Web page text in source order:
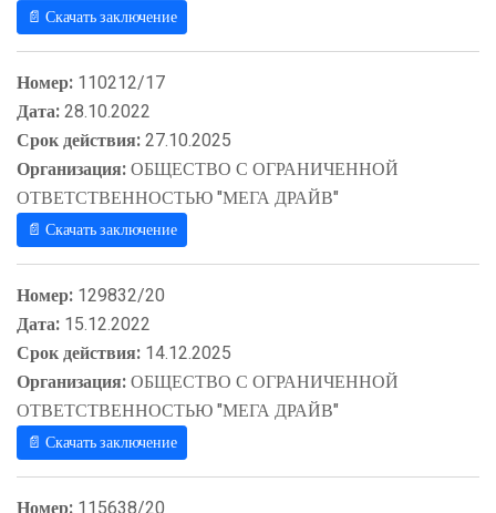
📄 Скачать заключение
Номер: 110212/17
Дата:28.10.2022
Срок действия:27.10.2025
Организация:ОБЩЕСТВО С ОГРАНИЧЕННОЙ
ОТВЕТСТВЕННОСТЬЮ "МЕГА ДРАЙВ"
📄 Скачать заключение
Номер: 129832/20
Дата: 15.12.2022
Срок действия: 14.12.2025
Организация:ОБЩЕСТВО С ОГРАНИЧЕННОЙ
ОТВЕТСТВЕННОСТЬЮ "МЕГА ДРАЙВ"
📄 Скачать заключение